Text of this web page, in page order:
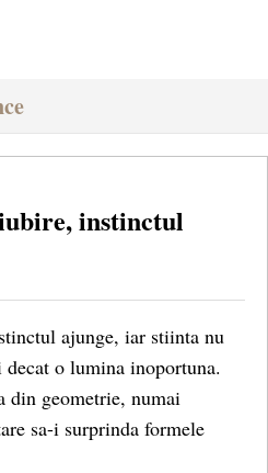
instinctul
ajunge, iar stiinta nu
decat o lumina inoportuna.
din geometrie, numai
sa-i surprinda formele